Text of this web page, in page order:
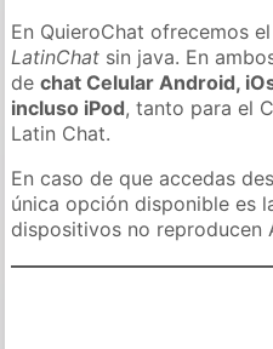
En QuieroChat ofrecemos el
LatinChat sin java. En
dechat Celular Android,
incluso iPod, tanto para el
Latin Chat.
En caso de que accedas
única opción disponible es
dispositivos no reproducen